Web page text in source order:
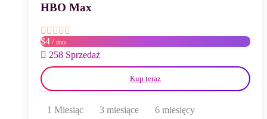
HBO Max
$4 / mo
258 Sprzedaż
Kup teraz
1 Miesiąc 3 miesiące
6 miesięcy